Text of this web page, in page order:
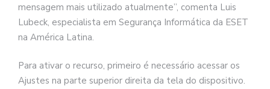
mensagem mais utilizado atualmente”, comenta Luis
Lubeck, especialista em Segurança Informática da ESET
na América Latina.
Para ativar o recurso, primeiro é necessário acessar os
Ajustes na parte superior direita da tela do dispositivo.